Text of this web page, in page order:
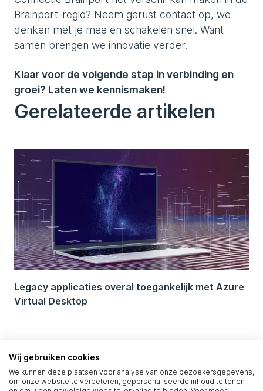
Brainport-regio? Neem gerust contact op, we
denken met je mee en schakelen snel. Want
samen brengen we innovatie verder.
Klaar voor de volgende stap in verbinding en
groei? Laten we kennismaken!
Gerelateerde artikelen
Legacy applicaties overal toegankelijk met Azure
Virtual Desktop
Wij gebruiken cookies
We kunnen deze plaatsen voor analyse van onze bezoekersgegevens,
om onze website te verbeteren, gepersonaliseerde inhoud te tonen